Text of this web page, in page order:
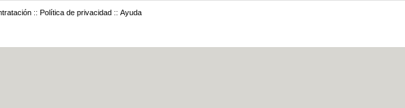
:: Política de privacidad :: Ayuda